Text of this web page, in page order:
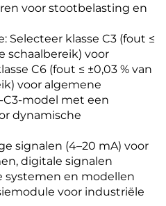
voor stootbelasting en
Selecteer klasse C3 (fout ≤
schaalbereik) voor
C6 (fout ≤ ±0,03 % van
voor algemene
C3-model met een
dynamische
signalen (4–20 mA) voor
digitale signalen
systemen en modellen
voor industriële